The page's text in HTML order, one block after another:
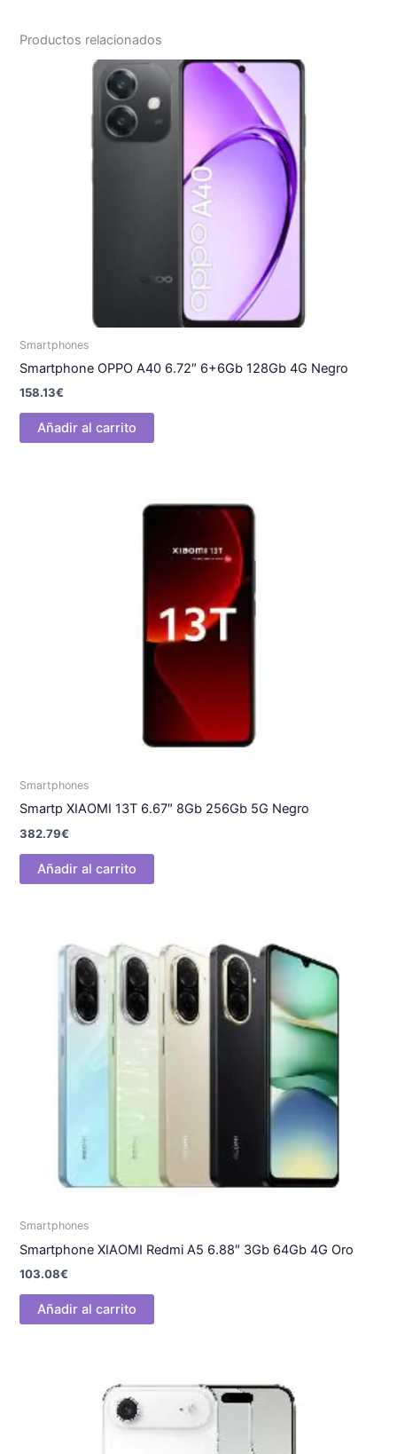
Productos relacionados
Smartphones
Smartphone OPPO A40 6.72″ 6+6Gb 128Gb 4G Negro
158.13€
Añadir al carrito
Smartphones
Smartp XIAOMI 13T 6.67″ 8Gb 256Gb 5G Negro
382.79€
Añadir al carrito
Smartphones
Smartphone XIAOMI Redmi A5 6.88″ 3Gb 64Gb 4G Oro
103.08€
Añadir al carrito